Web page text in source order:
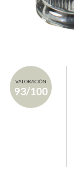
VALORACIÓN
93/100